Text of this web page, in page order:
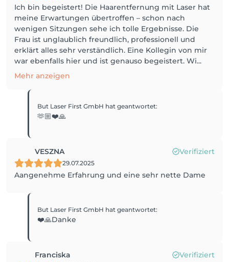
Ich bin begeistert! Die Haarentfernung mit Laser hat
meine Erwartungen übertroffen – schon nach
wenigen Sitzungen sehe ich tolle Ergebnisse. Die
Frau ist unglaublich freundlich, professionell und
erklärt alles sehr verständlich. Eine Kollegin von mir
war ebenfalls hier und ist genauso begeistert. Wi...
Mehr anzeigen
But Laser First GmbH hat geantwortet:
🫶🏼❤️🙏
VESZNA Verifiziert
29.07.2025
Aangenehme Erfahrung und eine sehr nette Dame
But Laser First GmbH hat geantwortet:
❤️🙏Danke
Franciska Verifiziert